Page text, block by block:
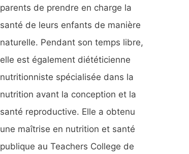
:
parents de prendre en charge la
santé de leurs enfants de manière
naturelle. Pendant son temps libre,
elle est également diététicienne
nutritionniste spécialisée dans la
nutrition avant la conception et la
santé reproductive. Elle a obtenu
une maîtrise en nutrition et santé
publique au Teachers College de